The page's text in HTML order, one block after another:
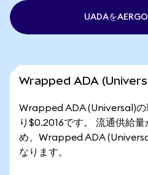
UADAを
Wrapped ADA
Wrapped ADA (Universal)の
り$0.2016です。 流通供給
め、Wrapped ADA
なります。